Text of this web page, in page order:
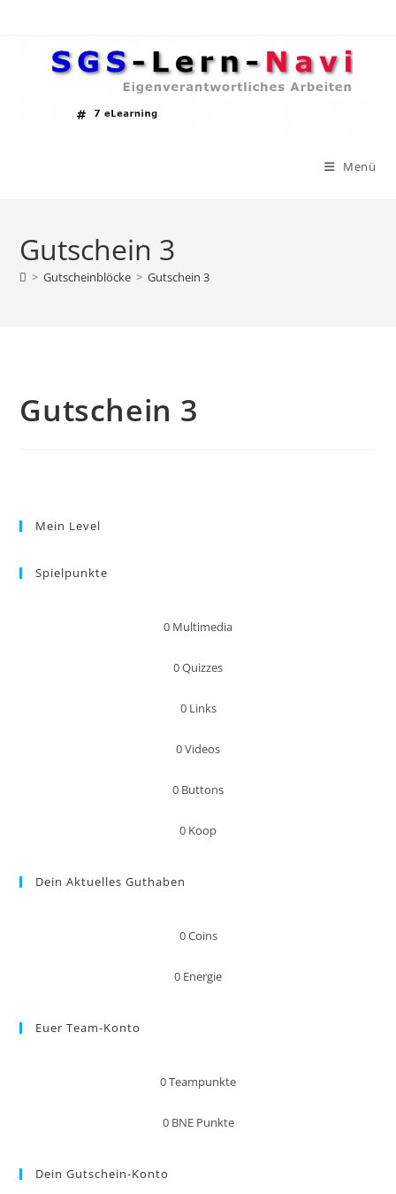
Menü
Gutschein 3
> Gutscheinblöcke > Gutschein 3
Gutschein 3
Mein Level
Spielpunkte
0 Multimedia
0Quizzes
0 Links
0Videos
0 Buttons
0 Koop
Dein Aktuelles Guthaben
0Coins
0 Energie
Euer Team-Konto
0Teampunkte
0 BNE Punkte
Dein Gutschein-Konto